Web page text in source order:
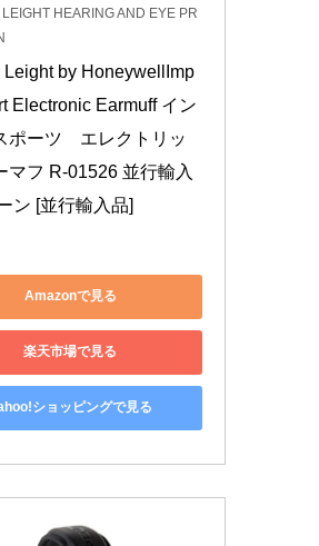
HEARING AND EYE PR
Leight by HoneywellImp
Electronic Earmuff イン
ポーツ　エレクトリッ
マフ R-01526 並行輸入
ン [並行輸入品]
Amazonで見る
楽天市場で見る
ショッピングで見る